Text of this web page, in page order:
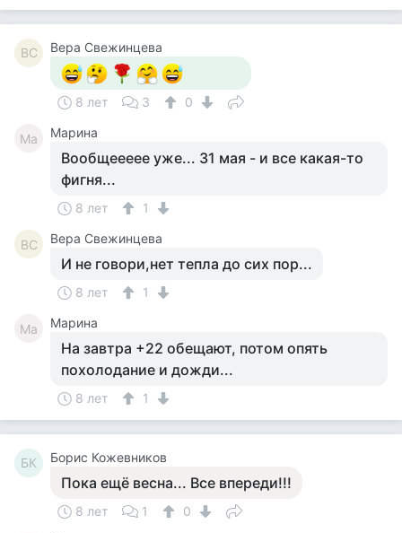
ВС Вера Свежинцева
8 лет 3 0
Ма Марина
Вообщеееее уже... 31 мая - и все какая-то
фигня...
8 лет 1
ВС Вера Свежинцева
И не говори,нет тепла до сих пор...
8 лет 1
Ма Марина
На завтра +22 обещают, потом опять
похолодание и дожди...
8 лет 1
БК Борис Кожевников
Пока ещё весна... Все впереди!!!
8 лет 1 0